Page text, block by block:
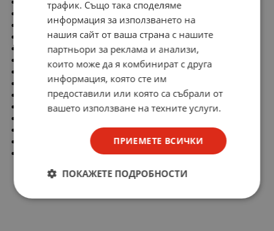
ETIM Class: Indicator light complete
ETIM Group: Low-voltage industrial components
Hole diameter: 22mm
Material front ring: Plastic
Number of indicator lights: 1
Rated operating voltage Ue: 0 - 382V
Type of electric connection: Screw connection
Type of lamp socket: BA9s
Type of lens: High
With front ring: Yes
With light source: Yes
EAN: 8017018858266
трафик. Също така споделяме
информация за използването на
нашия сайт от ваша страна с нашите
партньори за реклама и анализи,
които може да я комбинират с друга
информация, която сте им
предоставили или която са събрали от
вашето използване на техните услуги.
ПРИЕМЕТЕ ВСИЧКИ
ПОКАЖЕТЕ ПОДРОБНОСТИ